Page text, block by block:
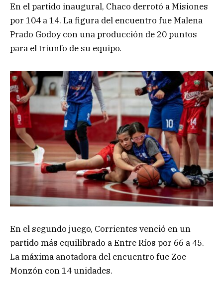
En el partido inaugural, Chaco derrotó a Misiones
por 104 a 14. La figura del encuentro fue Malena
Prado Godoy con una producción de 20 puntos
para el triunfo de su equipo.
En el segundo juego, Corrientes venció en un
partido más equilibrado a Entre Ríos por 66 a 45.
La máxima anotadora del encuentro fue Zoe
Monzón con 14 unidades.